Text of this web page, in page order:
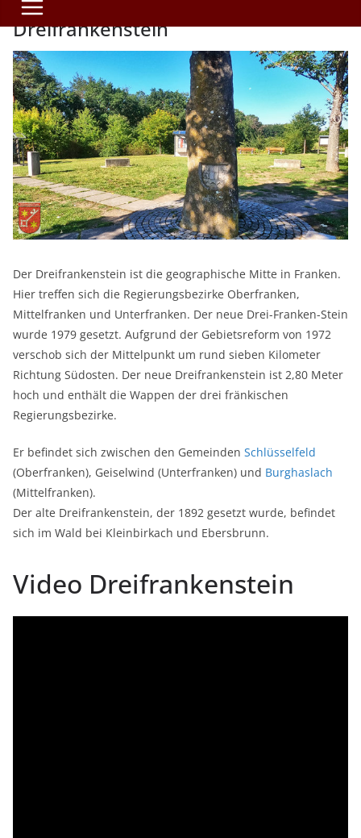
Dreifrankenstein
Der Dreifrankenstein ist die geographische Mitte in Franken.
Hier treffen sich die Regierungsbezirke Oberfranken,
Mittelfranken und Unterfranken. Der neue Drei-Franken-Stein
wurde 1979 gesetzt. Aufgrund der Gebietsreform von 1972
verschob sich der Mittelpunkt um rund sieben Kilometer
Richtung Südosten. Der neue Dreifrankenstein ist 2,80 Meter
hoch und enthält die Wappen der drei fränkischen
Regierungsbezirke.
Er befindet sich zwischen den Gemeinden Schlüsselfeld
(Oberfranken), Geiselwind (Unterfranken) und Burghaslach
(Mittelfranken).
Der alte Dreifrankenstein, der 1892 gesetzt wurde, befindet
sich im Wald bei Kleinbirkach und Ebersbrunn.
Video Dreifrankenstein